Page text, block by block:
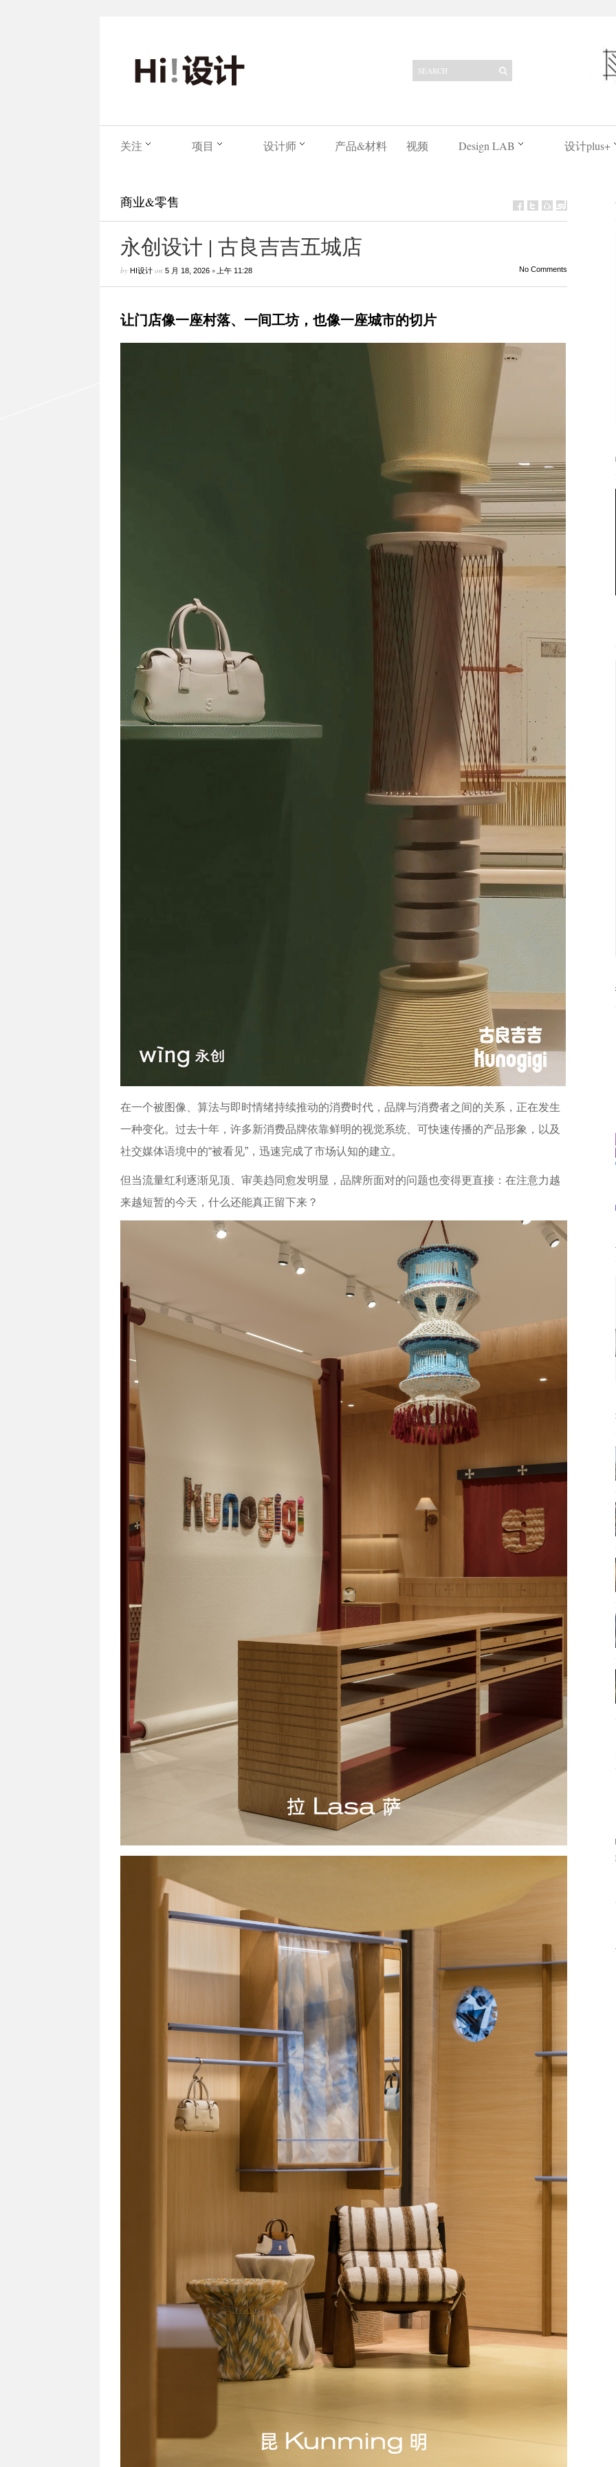
关注 项目 设计师 产品&材料 视频 Design LAB 设计plus+
商业&零售
永创设计 | 古良吉吉五城店
by HI设计on 5 月 18, 2026• 上午 11:28 No Comments
让门店像一座村落、一间工坊，也像一座城市的切片
在一个被图像、算法与即时情绪持续推动的消费时代，品牌与消费者之间的关系，正在发生
一种变化。过去十年，许多新消费品牌依靠鲜明的视觉系统、可快速传播的产品形象，以及
社交媒体语境中的“被看见”，迅速完成了市场认知的建立。
但当流量红利逐渐见顶、审美趋同愈发明显，品牌所面对的问题也变得更直接：在注意力越
来越短暂的今天，什么还能真正留下来？